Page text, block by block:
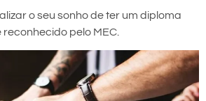
o seu sonho de ter um diploma
pelo MEC.